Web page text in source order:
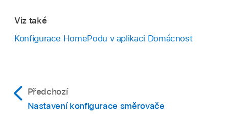
Viz také
Konfigurace HomePodu v aplikaci Domácnost
Předchozí
Nastavení konfigurace směrovače